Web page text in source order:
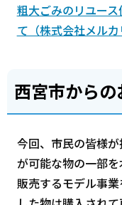
粗大ごみのリユー
て（株式会社メルカ
西宮市からの
今回、市民の皆様
が可能な物の一部
販売するモデル事